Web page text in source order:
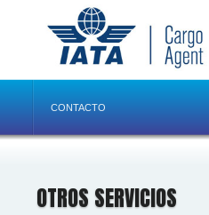
CONTACTO
OTROS SERVICIOS